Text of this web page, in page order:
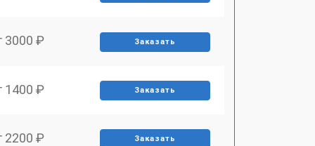
3000 ₽ Заказать
1400 ₽ Заказать
2200 ₽ Заказать